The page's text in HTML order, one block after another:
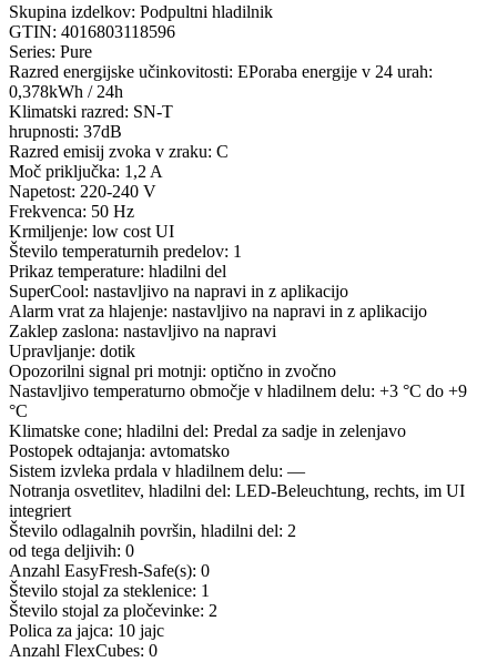
Skupina izdelkov: Podpultni hladilnik
GTIN: 4016803118596
Series: Pure
Razred energijske učinkovitosti: EPoraba energije v 24 urah:
0,378kWh / 24h
Klimatski razred: SN-T
hrupnosti: 37dB
Razred emisij zvoka v zraku: C
Moč priključka: 1,2 A
Napetost: 220-240 V
Frekvenca: 50 Hz
Krmiljenje: low cost UI
Število temperaturnih predelov: 1
Prikaz temperature: hladilni del
SuperCool: nastavljivo na napravi in z aplikacijo
Alarm vrat za hlajenje: nastavljivo na napravi in z aplikacijo
Zaklep zaslona: nastavljivo na napravi
Upravljanje: dotik
Opozorilni signal pri motnji: optično in zvočno
Nastavljivo temperaturno območje v hladilnem delu: +3 °C do +9
°C
Klimatske cone; hladilni del: Predal za sadje in zelenjavo
Postopek odtajanja: avtomatsko
Sistem izvleka prdala v hladilnem delu: —
Notranja osvetlitev, hladilni del: LED-Beleuchtung, rechts, im UI
integriert
Število odlagalnih površin, hladilni del: 2
od tega deljivih: 0
Anzahl EasyFresh-Safe(s): 0
Število stojal za steklenice: 1
Število stojal za pločevinke: 2
Polica za jajca: 10 jajc
Anzahl FlexCubes: 0